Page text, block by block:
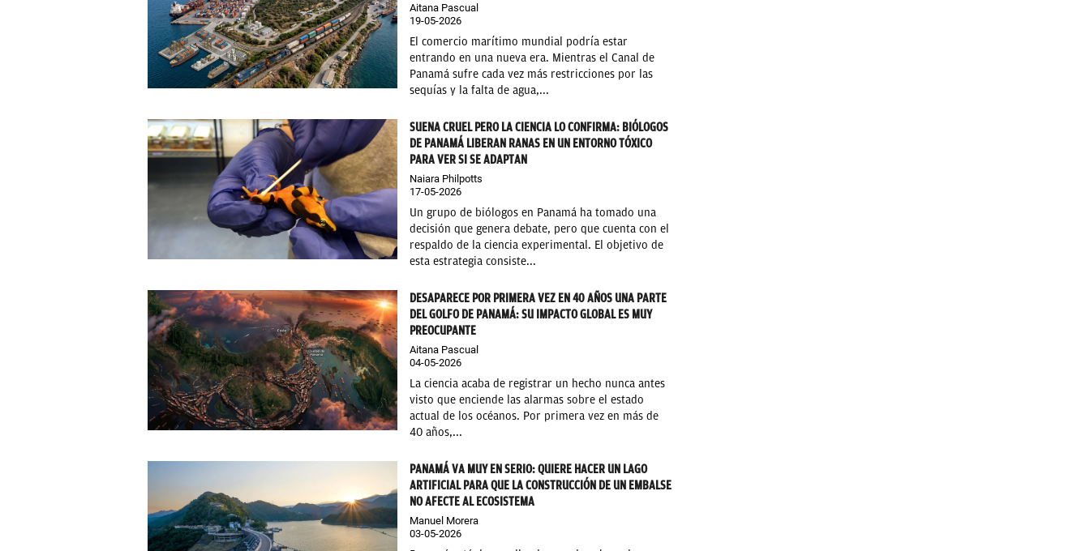
Aitana Pascual
19-05-2026
El comercio marítimo mundial podría estar
entrando en una nueva era. Mientras el Canal de
Panamá sufre cada vez más restricciones por las
sequías y la falta de agua,...
SUENA CRUEL PERO LA CIENCIA LO CONFIRMA: BIÓLOGOS
DE PANAMÁ LIBERAN RANAS EN UN ENTORNO TÓXICO
PARA VER SI SE ADAPTAN
Naiara Philpotts
17-05-2026
Un grupo de biólogos en Panamá ha tomado una
decisión que genera debate, pero que cuenta con el
respaldo de la ciencia experimental. El objetivo de
esta estrategia consiste...
DESAPARECE POR PRIMERA VEZ EN 40 AÑOS UNA PARTE
DEL GOLFO DE PANAMÁ: SU IMPACTO GLOBAL ES MUY
PREOCUPANTE
Aitana Pascual
04-05-2026
La ciencia acaba de registrar un hecho nunca antes
visto que enciende las alarmas sobre el estado
actual de los océanos. Por primera vez en más de
40 años,...
PANAMÁ VA MUY EN SERIO: QUIERE HACER UN LAGO
ARTIFICIAL PARA QUE LA CONSTRUCCIÓN DE UN EMBALSE
NO AFECTE AL ECOSISTEMA
Manuel Morera
03-05-2026